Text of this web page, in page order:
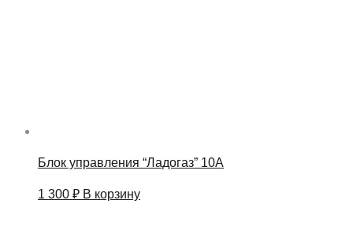
Блок управления “Ладогаз” 10A
1 300 ₽ В корзину